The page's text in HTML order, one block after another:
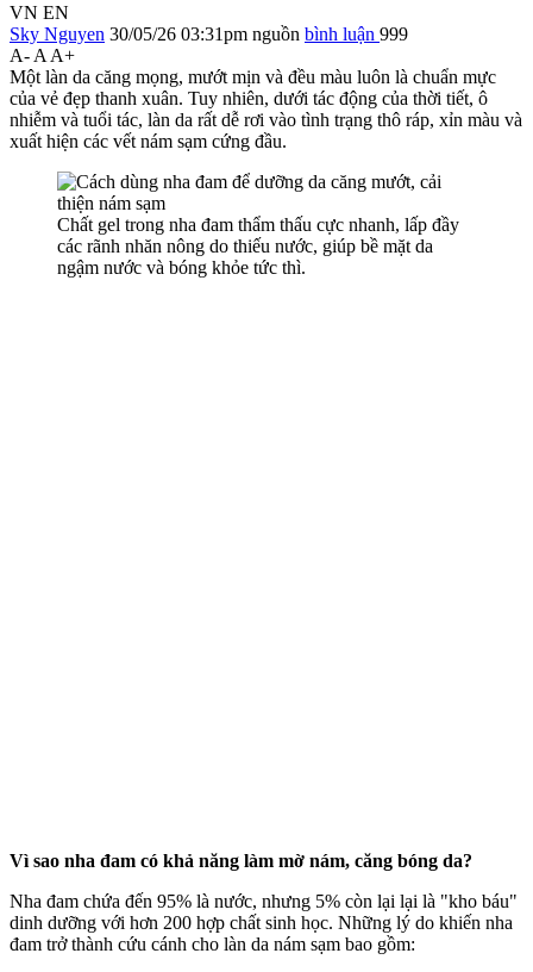
VN EN
Sky Nguyen 30/05/26 03:31pm nguồn bình luận 999
A- A A+
Một làn da căng mọng, mướt mịn và đều màu luôn là chuẩn mực
của vẻ đẹp thanh xuân. Tuy nhiên, dưới tác động của thời tiết, ô
nhiễm và tuổi tác, làn da rất dễ rơi vào tình trạng thô ráp, xỉn màu và
xuất hiện các vết nám sạm cứng đầu.
Chất gel trong nha đam thẩm thấu cực nhanh, lấp đầy
các rãnh nhăn nông do thiếu nước, giúp bề mặt da
ngậm nước và bóng khỏe tức thì.
Vì sao nha đam có khả năng làm mờ nám, căng bóng da?
Nha đam chứa đến 95% là nước, nhưng 5% còn lại lại là "kho báu"
dinh dưỡng với hơn 200 hợp chất sinh học. Những lý do khiến nha
đam trở thành cứu cánh cho làn da nám sạm bao gồm: